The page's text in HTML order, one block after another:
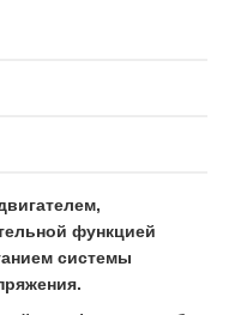
функцией
системы